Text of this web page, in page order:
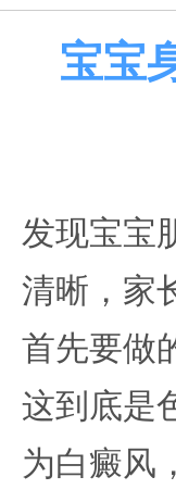
宝宝
发现宝宝
清晰，家
首先要做
这到底是
为白癜风